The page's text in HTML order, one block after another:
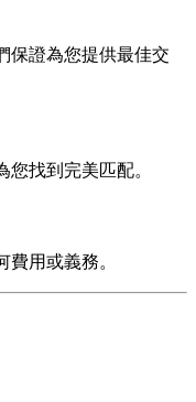
保證為您提供最佳交
找到完美匹配。
用或義務。